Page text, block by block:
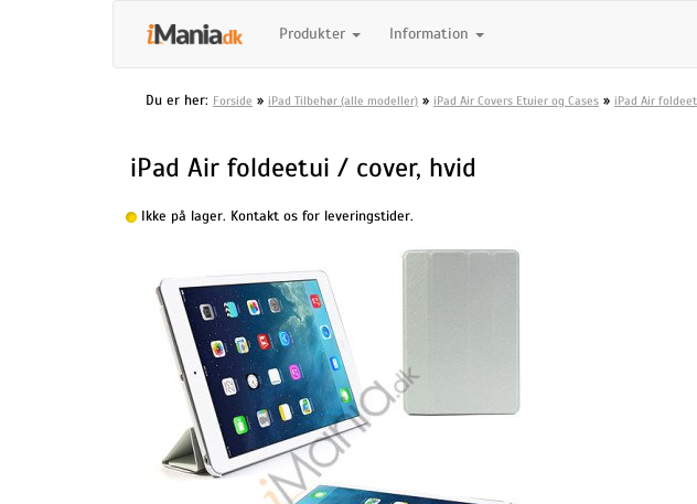
Produkter Information
Du er her: Forside » iPad Tilbehør (alle modeller) » iPad Air Covers Etuier og Cases » iPad Air
iPad Air foldeetui / cover, hvid
Ikke på lager. Kontakt os for leveringstider.